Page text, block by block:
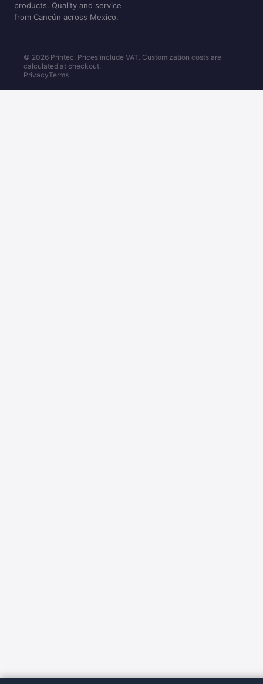
products. Quality and service
from Cancún across Mexico.
© 2026 Printec. Prices include VAT. Customization costs are
calculated at checkout.
PrivacyTerms